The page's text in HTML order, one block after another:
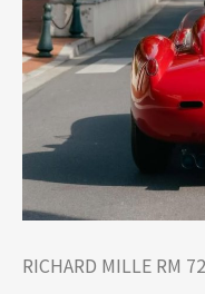
RICHARD MILLE RM